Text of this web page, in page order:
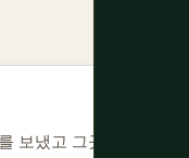
보냈고 그곳에